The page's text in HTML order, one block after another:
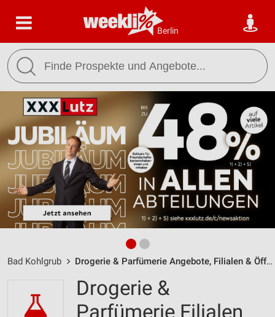
Berlin
Bad Kohlgrub Drogerie & Parfümerie Angebote, Filialen & Öffnungszeiten
Drogerie &
Parfümerie Filialen